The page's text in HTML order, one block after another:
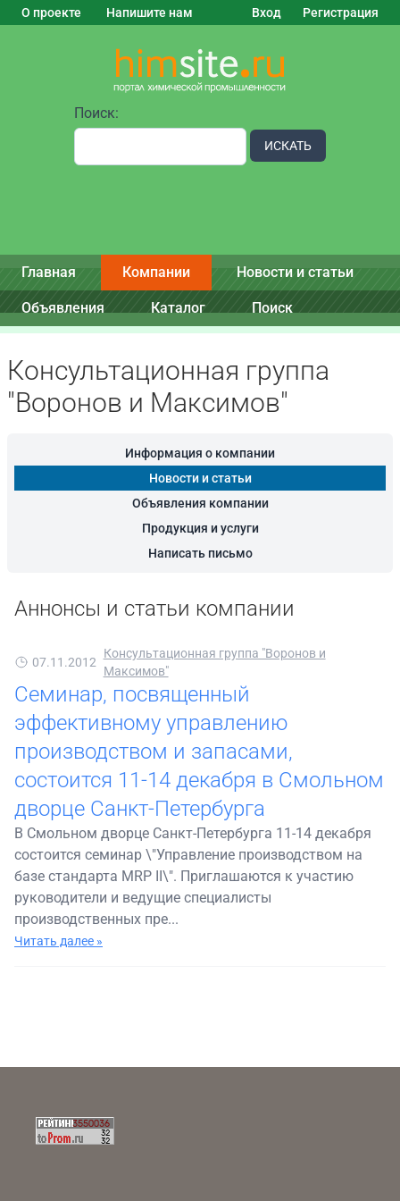
О проекте Напишите нам Вход Регистрация
Поиск:
ИСКАТЬ
Главная Компании Новости и статьи
Объявления Каталог Поиск
Консультационная группа
"Воронов и Максимов"
Информация о компании
Новости и статьи
Объявления компании
Продукция и услуги
Написать письмо
Аннонсы и статьи компании
07.11.2012
Консультационная группа "Воронов и
Максимов"
Семинар, посвященный
эффективному управлению
производством и запасами,
состоится 11-14 декабря в Смольном
дворце Санкт-Петербурга
В Смольном дворце Санкт-Петербурга 11-14 декабря
состоится семинар \"Управление производством на
базе стандарта MRP II\". Приглашаются к участию
руководители и ведущие специалисты
производственных пре...
Читать далее »